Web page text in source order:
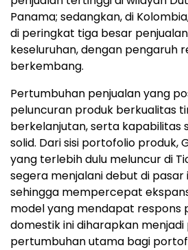
Panama; sedangkan, di
di peringkat tiga besar
keseluruhan, dengan pengaruh
berkembang.
Pertumbuhan penjualan yang
peluncuran produk berkualitas
berkelanjutan, serta kapabilitas
solid. Dari sisi portofolio produk,
yang terlebih dulu meluncur di
segera menjalani debut di
sehingga mempercepat
model yang mendapat respons
domestik ini diharapkan
pertumbuhan utama bagi